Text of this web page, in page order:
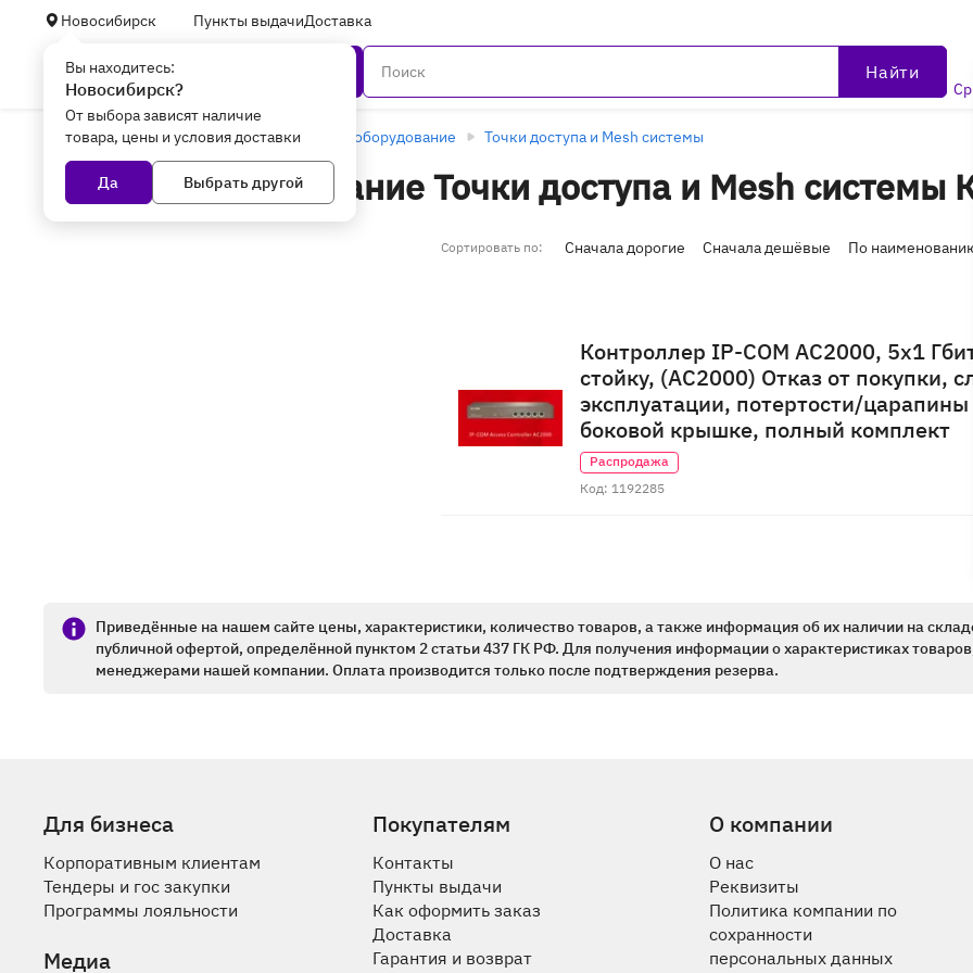
Новосибирск Пункты выдачиДоставка
Вы находитесь:
Новосибирск?
От выбора зависят наличие
товара, цены и условия доставки
Да Выбрать другой
Найти
Главная Уцененные товары Сетевое оборудование Точки доступа и Mesh системы
Сетевое оборудование Точки доступа и Mesh
доступа в Новосибирске - уцененные товары
(1 товар)
Сортировать по: Сначала дорогие Сначала дешёвые По
Контроллер IP-COM AC2000, 5x1
стойку, (AC2000) Отказ от покупки,
эксплуатации, потертости/
боковой крышке, полный комплект
Распродажа
Код: 1192285
Приведённые на нашем сайте цены, характеристики, количество товаров, а также информация об их наличии на
публичной офертой, определённой пунктом 2 статьи 437 ГК РФ. Для получения информации о характеристиках
менеджерами нашей компании. Оплата производится только после подтверждения резерва.
Для бизнеса
Корпоративным клиентам
Тендеры и гос закупки
Программы лояльности
Медиа
Покупателям
Контакты
Пункты выдачи
Как оформить заказ
Доставка
Гарантия и возврат
О компании
О нас
Реквизиты
Политика компании по
сохранности
персональных данных